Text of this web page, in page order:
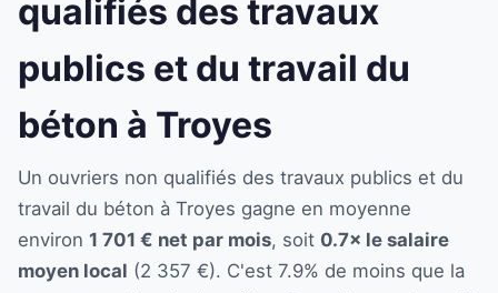
qualifiés des travaux
publics et du travail du
béton à Troyes
Un ouvriers non qualifiés des travaux publics et du
travail du béton à Troyes gagne en moyenne
environ 1 701 € net par mois, soit 0.7× le salaire
moyen local (2 357 €). C'est 7.9% de moins que la